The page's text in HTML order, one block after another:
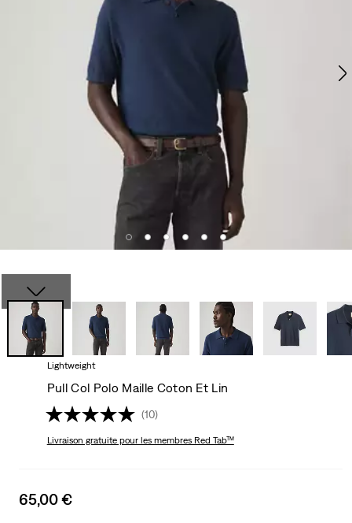
Lightweight
Pull Col Polo Maille Coton Et Lin
(10)
Livraison gratuitepour les membres Red Tab™
Sale
65,00 €